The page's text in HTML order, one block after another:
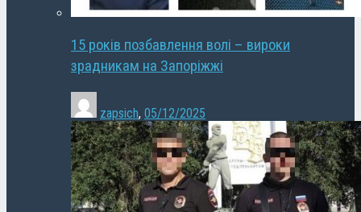
15 років позбавлення волі – вироки
зрадникам на Запоріжжі
zapsich, 05/12/2025